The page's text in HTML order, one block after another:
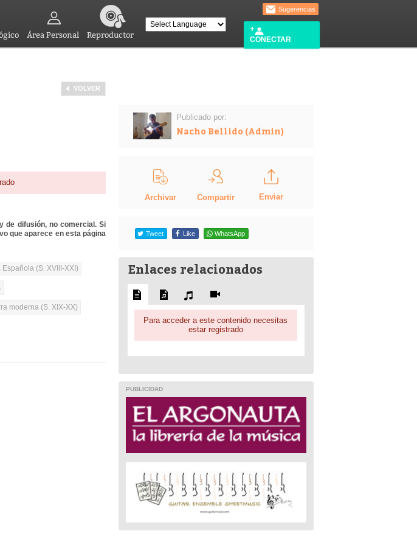
Área Personal Reproductor
Sugerencias
CONECTAR
VOLVER
de difusión, no comercial. Si
que aparece en esta página
Española (S. XVIII-XXI)
moderna (S. XIX-XX)
Publicado por:
Nacho Bellido (Admin)
Archivar Compartir Enviar
Tweet Like WhatsApp
Enlaces relacionados
Para acceder a este contenido necesitas
estar registrado
PUBLICIDAD